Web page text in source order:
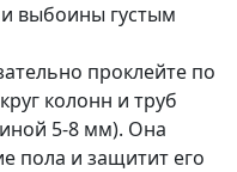
выбоины густым
проклейте по
колонн и труб
5-8 мм). Она
пола и защитит его